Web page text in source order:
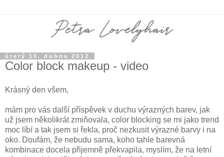
úterý 10. dubna 2012
Color block makeup - video
Krásný den všem,
mám pro vás další příspěvek v duchu výrazných barev, jak
už jsem několikrát zmiňovala, color blocking se mi jako trend
moc líbí a tak jsem si řekla, proč nezkusit výrazné barvy i na
oko. Doufám, že nebudu sama, koho tahle barevná
kombinace docela přijemně překvapila, myslím, že na letní